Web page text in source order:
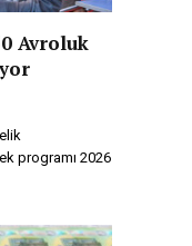
Avroluk
programı 2026